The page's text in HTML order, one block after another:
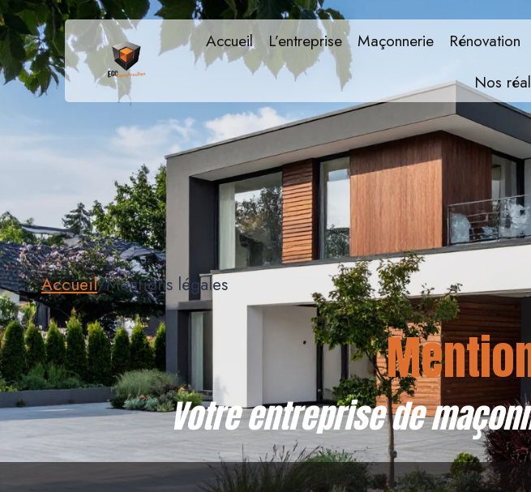
Aller
au
contenu
Accueil L’entreprise Maçonnerie Rénovation
Nos
Accueil/Mentions légales
Votre entreprise de